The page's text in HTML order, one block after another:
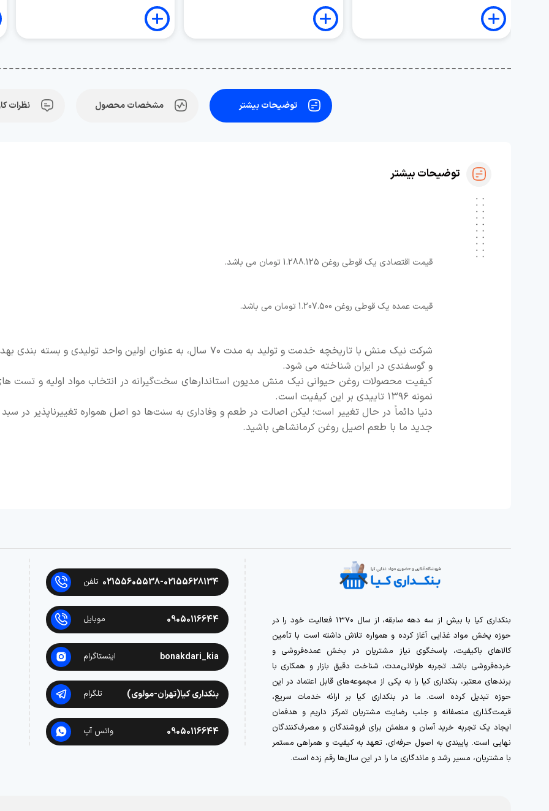
توضیحات بیشتر مشخصات محصول نظرات
توضیحات بیشتر
قیمت اقتصادی یک قوطی روغن 1.288.125 تومان می باشد.
قیمت عمده یک قوطی روغن 1.207.500 تومان می باشد.
شرکت نیک منش با تاریخچه خدمت و تولید به مدت ۷۰ سال، به عنوان اولین
و گوسفندی در ایران شناخته می شود.
کیفیت محصولات روغن حیوانی نیک منش مدیون استاندارهای سخت‌گیرانه در انتخاب مواد اولیه و تست
نمونه ۱۳۹۶ تاییدی بر این کیفیت است.
دنیا دائماً در حال تغییر است؛ لیکن اصالت در طعم و وفاداری به سنت‌ها دو اصل همواره تغییرناپذیر
جدید ما با طعم اصیل روغن کرمانشاهی باشید.
بنکداری کیا با بیش از سه دهه سابقه، از سال ۱۳۷۰ فعالیت خود را در
حوزه پخش مواد غذایی آغاز کرده و همواره تلاش داشته است با تأمین
کالاهای باکیفیت، پاسخگوی نیاز مشتریان در بخش عمده‌فروشی و
خرده‌فروشی باشد. تجربه طولانی‌مدت، شناخت دقیق بازار و همکاری با
برندهای معتبر، بنکداری کیا را به یکی از مجموعه‌های قابل اعتماد در این
حوزه تبدیل کرده است. ما در بنکداری کیا بر ارائه خدمات سریع،
قیمت‌گذاری منصفانه و جلب رضایت مشتریان تمرکز داریم و هدفمان
ایجاد یک تجربه خرید آسان و مطمئن برای فروشندگان و مصرف‌کنندگان
نهایی است. پایبندی به اصول حرفه‌ای، تعهد به کیفیت و همراهی مستمر
با مشتریان، مسیر رشد و ماندگاری ما را در این سال‌ها رقم زده است.
02155605538-02155628134 تلفن
09050116644 موبایل
bonakdari_kia اینستاگرام
بنکداری کیا(تهران-مولوی) تلگرام
09050116644 واتس آپ